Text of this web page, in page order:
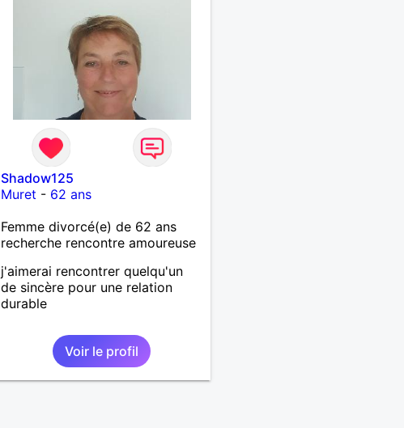
Shadow125
Muret - 62 ans
Femme divorcé(e) de 62 ans
recherche rencontre amoureuse
j'aimerai rencontrer quelqu'un
de sincère pour une relation
durable
Voir le profil